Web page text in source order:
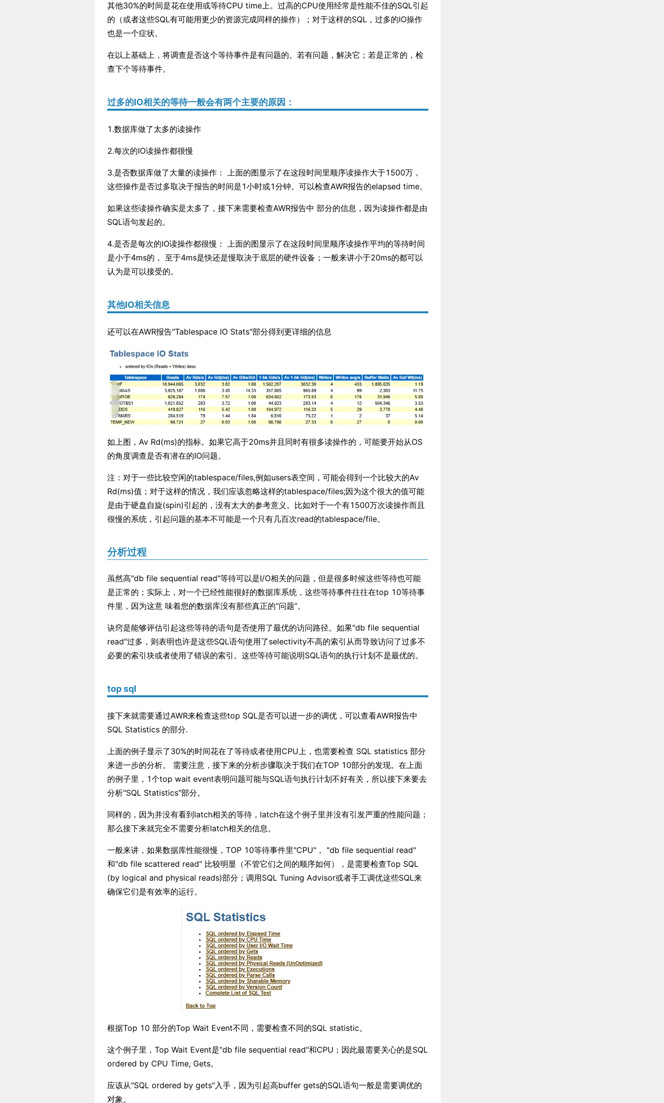
其他30%的时间是花在使用或等待CPU time上。过高的CPU使用经常是性能不佳的SQL引起
的（或者这些SQL有可能用更少的资源完成同样的操作）；对于这样的SQL，过多的IO操作
也是一个症状。
在以上基础上，将调查是否这个等待事件是有问题的。若有问题，解决它；若是正常的，检
查下个等待事件。
过多的IO相关的等待一般会有两个主要的原因：
1.数据库做了太多的读操作
2.每次的IO读操作都很慢
3.是否数据库做了大量的读操作： 上面的图显示了在这段时间里顺序读操作大于1500万，
这些操作是否过多取决于报告的时间是1小时或1分钟。可以检查AWR报告的elapsed time。
如果这些读操作确实是太多了，接下来需要检查AWR报告中 部分的信息，因为读操作都是由
SQL语句发起的。
4.是否是每次的IO读操作都很慢： 上面的图显示了在这段时间里顺序读操作平均的等待时间
是小于4ms的， 至于4ms是快还是慢取决于底层的硬件设备；一般来讲小于20ms的都可以
认为是可以接受的。
其他IO相关信息
还可以在AWR报告"Tablespace IO Stats"部分得到更详细的信息
如上图，Av Rd(ms)的指标。如果它高于20ms并且同时有很多读操作的，可能要开始从OS
的角度调查是否有潜在的IO问题。
注：对于一些比较空闲的tablespace/files,例如users表空间，可能会得到一个比较大的Av
Rd(ms)值；对于这样的情况，我们应该忽略这样的tablespace/files;因为这个很大的值可能
是由于硬盘自旋(spin)引起的，没有太大的参考意义。比如对于一个有1500万次读操作而且
很慢的系统，引起问题的基本不可能是一个只有几百次read的tablespace/file。
分析过程
虽然高"db file sequential read"等待可以是I/O相关的问题，但是很多时候这些等待也可能
是正常的；实际上，对一个已经性能很好的数据库系统，这些等待事件往往在top 10等待事
件里，因为这意 味着您的数据库没有那些真正的“问题”。
诀窍是能够评估引起这些等待的语句是否使用了最优的访问路径。如果"db file sequential
read"过多，则表明也许是这些SQL语句使用了selectivity不高的索引从而导致访问了过多不
必要的索引块或者使用了错误的索引。这些等待可能说明SQL语句的执行计划不是最优的。
top sql
接下来就需要通过AWR来检查这些top SQL是否可以进一步的调优，可以查看AWR报告中
SQL Statistics 的部分.
上面的例子显示了30%的时间花在了等待或者使用CPU上，也需要检查 SQL statistics 部分
来进一步的分析。 需要注意，接下来的分析步骤取决于我们在TOP 10部分的发现。在上面
的例子里，1个top wait event表明问题可能与SQL语句执行计划不好有关，所以接下来要去
分析"SQL Statistics"部分。
同样的，因为并没有看到latch相关的等待，latch在这个例子里并没有引发严重的性能问题；
那么接下来就完全不需要分析latch相关的信息。
一般来讲，如果数据库性能很慢，TOP 10等待事件里"CPU"， "db file sequential read"
和"db file scattered read" 比较明显（不管它们之间的顺序如何），是需要检查Top SQL
(by logical and physical reads)部分；调用SQL Tuning Advisor或者手工调优这些SQL来
确保它们是有效率的运行。
根据Top 10 部分的Top Wait Event不同，需要检查不同的SQL statistic。
这个例子里，Top Wait Event是"db file sequential read"和CPU；因此最需要关心的是SQL
ordered by CPU Time, Gets。
应该从"SQL ordered by gets"入手，因为引起高buffer gets的SQL语句一般是需要调优的
对象。